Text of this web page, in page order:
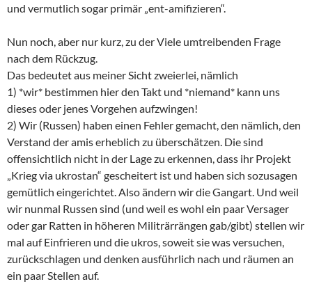
und vermutlich sogar primär „ent-amifizieren“.
Nun noch, aber nur kurz, zu der Viele umtreibenden Frage
nach dem Rückzug.
Das bedeutet aus meiner Sicht zweierlei, nämlich
1) *wir* bestimmen hier den Takt und *niemand* kann uns
dieses oder jenes Vorgehen aufzwingen!
2) Wir (Russen) haben einen Fehler gemacht, den nämlich, den
Verstand der amis erheblich zu überschätzen. Die sind
offensichtlich nicht in der Lage zu erkennen, dass ihr Projekt
„Krieg via ukrostan“ gescheitert ist und haben sich sozusagen
gemütlich eingerichtet. Also ändern wir die Gangart. Und weil
wir nunmal Russen sind (und weil es wohl ein paar Versager
oder gar Ratten in höheren Militrärrängen gab/gibt) stellen wir
mal auf Einfrieren und die ukros, soweit sie was versuchen,
zurückschlagen und denken ausführlich nach und räumen an
ein paar Stellen auf.